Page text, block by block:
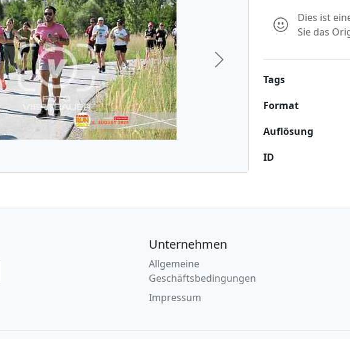
Next
Dies ist
Sie das
Tags
Format
Auflösung
ID
Unternehmen
Allgemeine
Geschäftsbedingungen
Impressum